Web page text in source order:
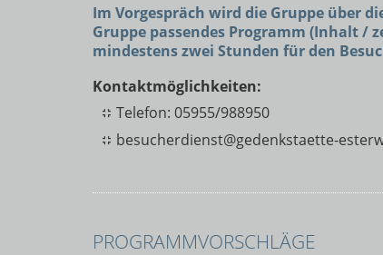
Im Vorgespräch wird die Gruppe über
Gruppe passendes Programm (Inhalt /
mindestens zwei Stunden für den
Kontaktmöglichkeiten:
Telefon: 05955/988950
besucherdienst@gedenkstaette-
PROGRAMMVORSCHLÄGE